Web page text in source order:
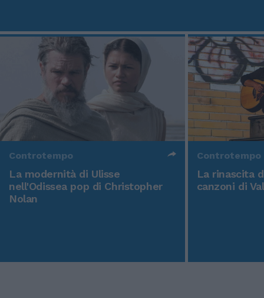
Controtempo
La modernità di Ulisse
nell'Odissea pop di Christopher
Nolan
Controtempo
La rinascita
canzoni di